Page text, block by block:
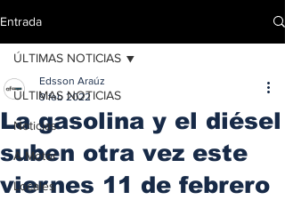
Entrada
ÚLTIMAS NOTICIAS
Noticias
A Motor
Locales
ÚLTIMAS NOTICIAS
La gasolina y el diésel
suben otra vez este
viernes 11 de febrero
Edsson Araúz
9 feb 2022